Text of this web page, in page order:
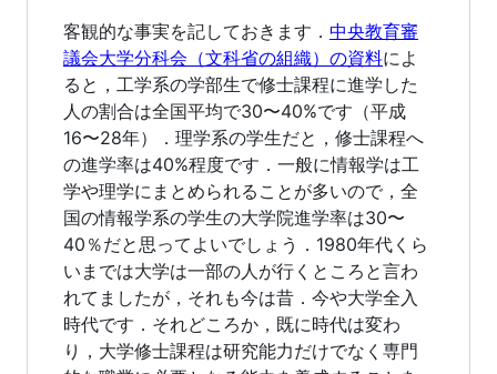
客観的な事実を記しておきます． 中央教育審
議会大学分科会（文科省の組織）の資料によ
ると，工学系の学部生で修士課程に進学した
人の割合は全国平均で30〜40%です（平成
16〜28年）．理学系の学生だと，修士課程へ
の進学率は40%程度です．一般に情報学は工
学や理学にまとめられることが多いので，全
国の情報学系の学生の大学院進学率は30〜
40％だと思ってよいでしょう．1980年代くら
いまでは大学は一部の人が行くところと言わ
れてましたが，それも今は昔．今や大学全入
時代です．それどころか，既に時代は変わ
り，大学修士課程は研究能力だけでなく専門